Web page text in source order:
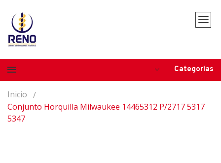
Categorías
Inicio
Conjunto Horquilla Milwaukee 14465312 P/2717 5317
5347